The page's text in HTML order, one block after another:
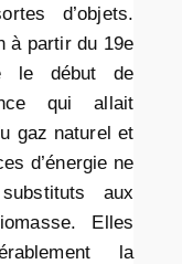
d’objets.
à partir du 19e
le début de
qui allait
gaz naturel et
d’énergie ne
aux
Elles
la